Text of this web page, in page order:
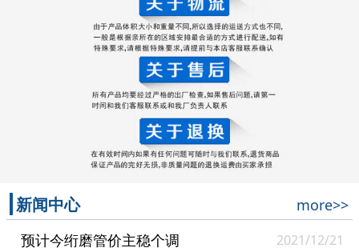
新闻中心
more>>
预计今绗磨管价主稳个调
2021/12/21